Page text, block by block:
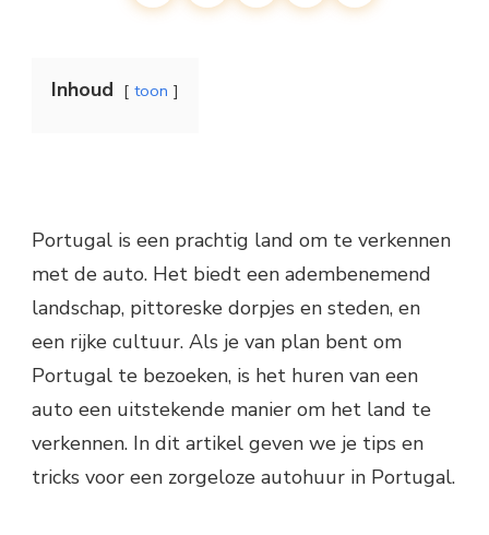
Inhoud toon
Portugal is een prachtig land om te verkennen
met de auto. Het biedt een adembenemend
landschap, pittoreske dorpjes en steden, en
een rijke cultuur. Als je van plan bent om
Portugal te bezoeken, is het huren van een
auto een uitstekende manier om het land te
verkennen. In dit artikel geven we je tips en
tricks voor een zorgeloze autohuur in Portugal.